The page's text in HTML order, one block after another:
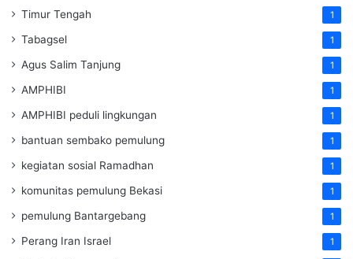
Timur Tengah 1
Tabagsel 1
Agus Salim Tanjung 1
AMPHIBI 1
AMPHIBI peduli lingkungan 1
bantuan sembako pemulung 1
kegiatan sosial Ramadhan 1
komunitas pemulung Bekasi 1
pemulung Bantargebang 1
Perang Iran Israel 1